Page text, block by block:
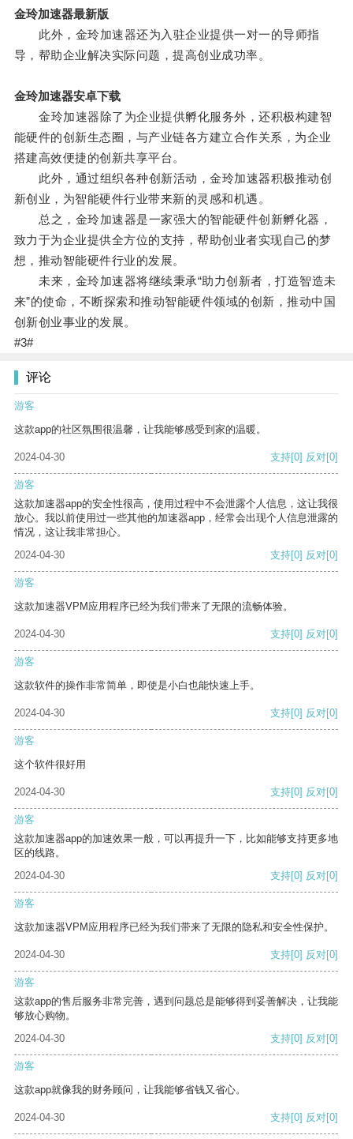
金玲加速器最新版
此外，金玲加速器还为入驻企业提供一对一的导师指
导，帮助企业解决实际问题，提高创业成功率。
金玲加速器安卓下载
金玲加速器除了为企业提供孵化服务外，还积极构建智
能硬件的创新生态圈，与产业链各方建立合作关系，为企业
搭建高效便捷的创新共享平台。
此外，通过组织各种创新活动，金玲加速器积极推动创
新创业，为智能硬件行业带来新的灵感和机遇。
总之，金玲加速器是一家强大的智能硬件创新孵化器，
致力于为企业提供全方位的支持，帮助创业者实现自己的梦
想，推动智能硬件行业的发展。
未来，金玲加速器将继续秉承“助力创新者，打造智造未
来”的使命，不断探索和推动智能硬件领域的创新，推动中国
创新创业事业的发展。
#3#
评论
游客
这款app的社区氛围很温馨，让我能够感受到家的温暖。
2024-04-30 支持[0] 反对[0]
游客
这款加速器app的安全性很高，使用过程中不会泄露个人信息，这让我很
放心。我以前使用过一些其他的加速器app，经常会出现个人信息泄露的
情况，这让我非常担心。
2024-04-30
支持[0] 反对[0]
游客
这款加速器VPM应用程序已经为我们带来了无限的流畅体验。
2024-04-30 支持[0] 反对[0]
游客
这款软件的操作非常简单，即使是小白也能快速上手。
2024-04-30 支持[0] 反对[0]
游客
这个软件很好用
2024-04-30 支持[0] 反对[0]
游客
这款加速器app的加速效果一般，可以再提升一下，比如能够支持更多地
区的线路。
2024-04-30
支持[0] 反对[0]
游客
这款加速器VPM应用程序已经为我们带来了无限的隐私和安全性保护。
2024-04-30 支持[0] 反对[0]
游客
这款app的售后服务非常完善，遇到问题总是能够得到妥善解决，让我能
够放心购物。
2024-04-30
支持[0] 反对[0]
游客
这款app就像我的财务顾问，让我能够省钱又省心。
2024-04-30 支持[0] 反对[0]